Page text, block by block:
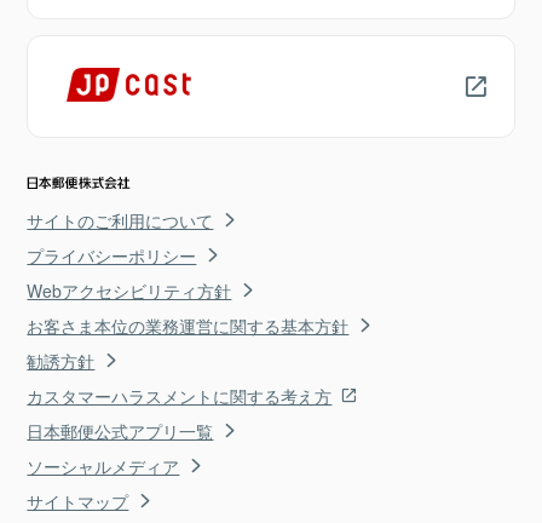
サイトのご利用について
プライバシーポリシー
Webアクセシビリティ方針
お客さま本位の業務運営に関する基本方針
勧誘方針
カスタマーハラスメントに関する考え方
日本郵便公式アプリ一覧
ソーシャルメディア
サイトマップ